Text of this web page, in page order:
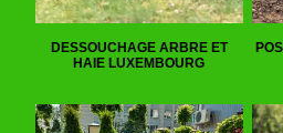
DESSOUCHAGE ARBRE ET
HAIE LUXEMBOURG